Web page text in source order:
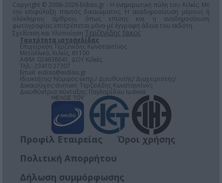
Copyright © 2006-2026 Eidisis.gr - Η ενημερωτική πύλη του Κιλκίς. Με
την επιφύλαξη παντός δικαιώματος. Η αναδημοσίευση μέρους ή
ολόκληρου άρθρου, όπως επίσης και η αναδημοσίευση
φωτογραφίας επιτρέπεται μόνο μέ έγγραφη άδεια του εκδότη.
Σχεδίαση και Υλοποίηση Τερζενίδης Νικος
Ταυτότητα ιστοσελίδας
Επιχείρηση Τερζενίδης Κωνσταντίνος
Μεταλλικό, Κιλκίς, 61100
ΑΦΜ: 024638641, ΔΟΥ Κιλκίς
Τηλ.: 23410 27307
Email: eidisis@eidisis.gr
Ιδιοκτήτης/ Νόμιμος εκπρ./ Διευθυντής/ Διαχειριστής/
Δικαιούχος domain: Τερζενίδης Κωνσταντίνος
Διευθύντρια σύνταξης: Παγλαρίδου Ιωάννα
Προφίλ Εταιρείας
Όροι χρήσης
Πολιτική Απορρήτου
Δήλωση συμμόρφωσης